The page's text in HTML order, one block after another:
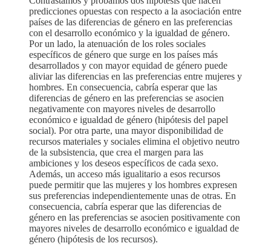
predicciones opuestas con respecto a la asociación entre
países de las diferencias de género en las preferencias
con el desarrollo económico y la igualdad de género.
Por un lado, la atenuación de los roles sociales
específicos de género que surge en los países más
desarrollados y con mayor equidad de género puede
aliviar las diferencias en las preferencias entre mujeres y
hombres. En consecuencia, cabría esperar que las
diferencias de género en las preferencias se asocien
negativamente con mayores niveles de desarrollo
económico e igualdad de género (hipótesis del papel
social). Por otra parte, una mayor disponibilidad de
recursos materiales y sociales elimina el objetivo neutro
de la subsistencia, que crea el margen para las
ambiciones y los deseos específicos de cada sexo.
Además, un acceso más igualitario a esos recursos
puede permitir que las mujeres y los hombres expresen
sus preferencias independientemente unas de otras. En
consecuencia, cabría esperar que las diferencias de
género en las preferencias se asocien positivamente con
mayores niveles de desarrollo económico e igualdad de
género (hipótesis de los recursos).